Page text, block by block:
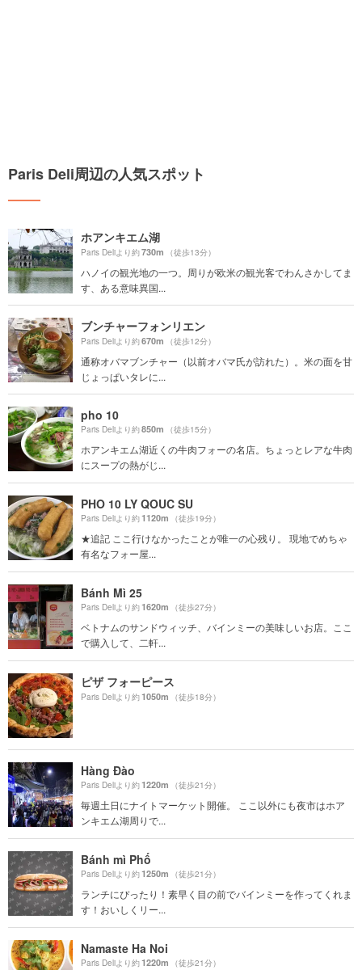
Paris Deli周辺の人気スポット
ホアンキエム湖
Paris Deliより約730m （徒歩13分）
ハノイの観光地の一つ。周りが欧米の観光客でわんさかしてま
す、ある意味異国...
ブンチャーフォンリエン
Paris Deliより約670m （徒歩12分）
通称オバマブンチャー（以前オバマ氏が訪れた）。米の面を甘
じょっぱいタレに...
pho 10
Paris Deliより約850m （徒歩15分）
ホアンキエム湖近くの牛肉フォーの名店。ちょっとレアな牛肉
にスープの熱がじ...
PHO 10 LY QOUC SU
Paris Deliより約1120m （徒歩19分）
★追記 ここ行けなかったことが唯一の心残り。 現地でめちゃ
有名なフォー屋...
Bánh Mì 25
Paris Deliより約1620m （徒歩27分）
ベトナムのサンドウィッチ、バインミーの美味しいお店。ここ
で購入して、二軒...
ピザ フォーピース
Paris Deliより約1050m （徒歩18分）
Hàng Đào
Paris Deliより約1220m （徒歩21分）
毎週土日にナイトマーケット開催。 ここ以外にも夜市はホア
ンキエム湖周りで...
Bánh mì Phố
Paris Deliより約1250m （徒歩21分）
ランチにぴったり！素早く目の前でバインミーを作ってくれま
す！おいしくリー...
Namaste Ha Noi
Paris Deliより約1220m （徒歩21分）